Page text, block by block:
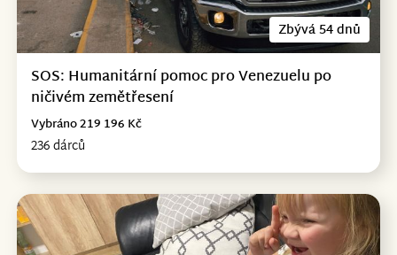
Zbývá 54 dnů
SOS: Humanitární pomoc pro Venezuelu po
ničivém zemětřesení
236 dárců
Vybráno 219 196 Kč